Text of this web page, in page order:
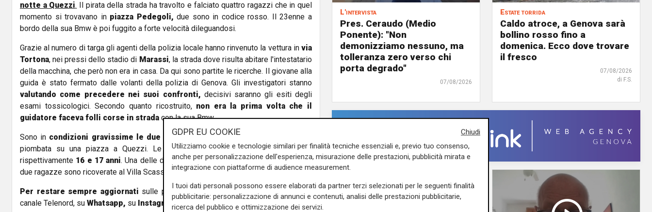
notte a Quezzi. Il pirata della strada ha travolto e falciato quattro ragazzi che in quel
momento si trovavano in piazza Pedegoli, due sono in codice rosso. Il 23enne a
bordo della sua Bmw è poi fuggito a forte velocità dileguandosi.
Grazie al numero di targa gli agenti della polizia locale hanno rinvenuto la vettura in via
Tortona, nei pressi dello stadio di Marassi, la strada dove risulta abitare l'intestatario
della macchina, che però non era in casa. Da qui sono partite le ricerche. Il giovane alla
guida è stato fermato dalle volanti della polizia di Genova. Gli investigatori stanno
valutando come precedere nei suoi confronti, decisivi saranno gli esiti degli
esami tossicologici. Secondo quanto ricostruito, non era la prima volta che il
guidatore faceva folli corse in strada con la sua Bmw.
Sono in condizioni gravissime le due ragazze travoltedall'auto che ieri sera è
piombata su una piazza a Quezzi. Le due giovani,di cui una incinta, hanno
rispettivamente 16 e 17 anni. Una delle due rischial'amputazione della gamba. Le
due ragazze sono ricoverate al Villa Scassi e al San Martino.
Per restare sempre aggiornati sulle principali notizie sulla Liguria seguiteci sul
canale Telenord, su Whatsapp, su Instagram Youtube e su Facebook.
L'intervista
Pres. Ceraudo (Medio
Ponente): "Non
demonizziamo nessuno, ma
tolleranza zero verso chi
porta degrado"
07/08/2026
Estate torrida
Caldo atroce, a Genova sarà
bollino rosso fino a
domenica. Ecco dove trovare
il fresco
07/08/2026
di F.S.
Chiudi
GDPR EU COOKIE
Utilizziamo cookie e tecnologie similari per finalità tecniche essenziali e, previo tuo consenso,
anche per personalizzazione dell'esperienza, misurazione delle prestazioni, pubblicità mirata e
integrazione con piattaforme di audience measurement.
I tuoi dati personali possono essere elaborati da partner terzi selezionati per le seguenti finalità
pubblicitarie: personalizzazione di annunci e contenuti, analisi delle prestazioni pubblicitarie,
ricerca del pubblico e ottimizzazione dei servizi.